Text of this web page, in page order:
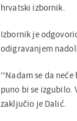
hrvatski izbornik.
Izbornik je
odigravanjem
''Nadam se da
puno bi se izgubilo.
zaključio je Dalić.